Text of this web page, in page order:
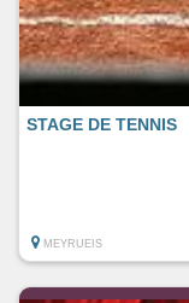
STAGE DE TENNIS
MEYRUEIS